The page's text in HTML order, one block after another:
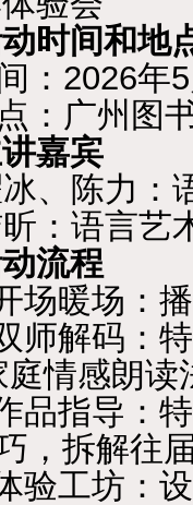
时间和地
： 2026年5
：广州图
嘉宾
、陈力：
：语言艺
流程
场暖场：
师解码：
庭情感朗读
品指导：
，拆解往
验工坊：